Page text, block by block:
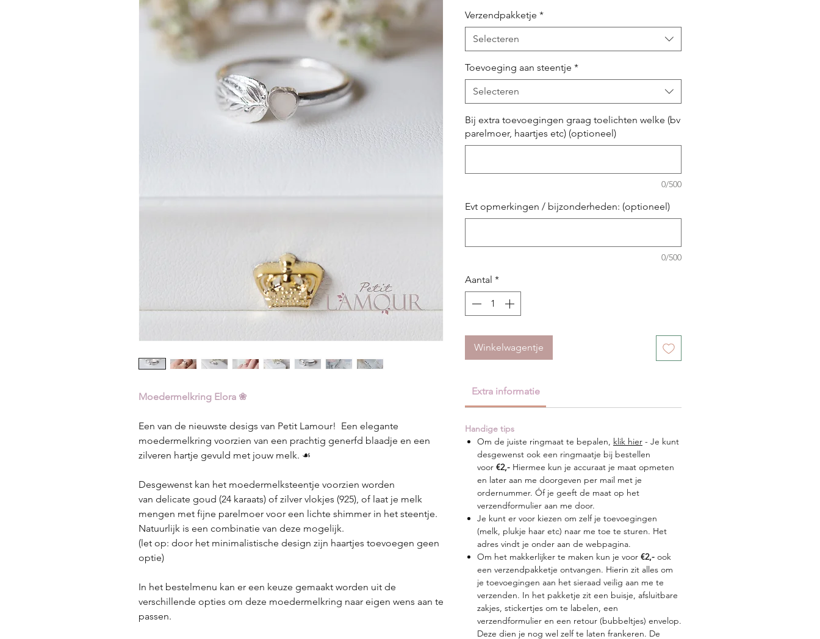
Moedermelkring Elora ❀
Een van de nieuwste desigs van Petit Lamour! Een elegante
moedermelkring voorzien van een prachtig generfd blaadje en een
zilveren hartje gevuld met jouw melk. ☙
Desgewenst kan het moedermelksteentje voorzien worden
van delicate goud (24 karaats) of zilver vlokjes (925), of laat je melk
mengen met fijne parelmoer voor een lichte shimmer in het steentje.
Natuurlijk is een combinatie van deze mogelijk.
(let op: door het minimalistische design zijn haartjes toevoegen geen
optie)
In het bestelmenu kan er een keuze gemaakt worden uit de
verschillende opties om deze moedermelkring naar eigen wens aan te
passen.
Verzendpakketje *
Selecteren
Toevoeging aan steentje *
Selecteren
Bij extra toevoegingen graag toelichten welke (bv
parelmoer, haartjes etc) (optioneel)
0/500
Evt opmerkingen / bijzonderheden: (optioneel)
0/500
Aantal *
Winkelwagentje
Extra informatie
Handige tips
Om de juiste ringmaat te bepalen, klik hier - Je kunt
desgewenst ook een ringmaatje bij bestellen
voor €2,- Hiermee kun je accuraat je maat opmeten
en later aan me doorgeven per mail met je
ordernummer. Óf je geeft de maat op het
verzendformulier aan me door.
Je kunt er voor kiezen om zelf je toevoegingen
(melk, plukje haar etc) naar me toe te sturen. Het
adres vindt je onder aan de webpagina.
Om het makkerlijker te maken kun je voor €2,- ook
een verzendpakketje ontvangen. Hierin zit alles om
je toevoegingen aan het sieraad veilig aan me te
verzenden. In het pakketje zit een buisje, afsluitbare
zakjes, stickertjes om te labelen, een
verzendformulier en een retour (bubbeltjes) envelop.
Deze dien je nog wel zelf te laten frankeren. De